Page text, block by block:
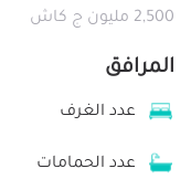
2,500 مليون ج كاش
المرافق
عدد الغرف
عدد الحمامات